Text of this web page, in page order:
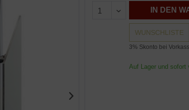
IN DEN
WUNSCHLISTE
3% Skonto bei
Auf Lager und sofort